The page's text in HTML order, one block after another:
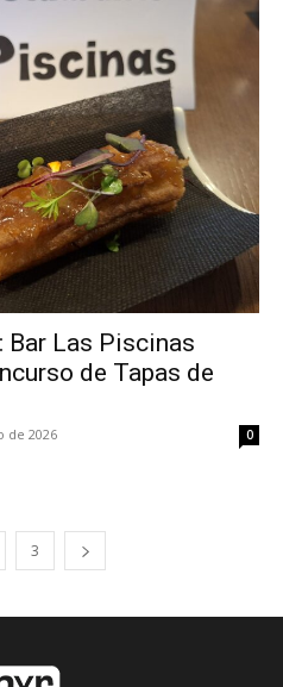
Bar Las Piscinas
de Tapas de
de 2026 0
3